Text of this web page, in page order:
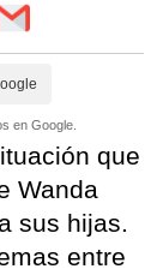
en Google.
que
Wanda
sus hijas.
entre